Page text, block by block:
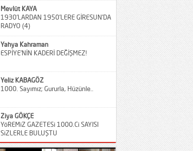
Mevlüt KAYA
1930’LARDAN 1950’LERE GİRESUN’DA
RADYO (4)
Yahya Kahraman
ESPİYE’NİN KADERİ DEĞİŞMEZ!
Yeliz KABAGÖZ
1000. Sayımız; Gururla, Hüzünle..
Ziya GÖKÇE
YöREMiZ GAZETESi 1000.Ci SAYISI
SiZLERLE BULUŞTU